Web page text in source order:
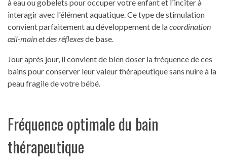
à eau ou gobelets pour occuper votre enfant et l'inciter à
interagir avec l'élément aquatique. Ce type de stimulation
convient parfaitement au développement de lacoordination
œil-main et des réflexesde base.
Jour après jour, il convient de bien doser la fréquence de ces
bains pour conserver leur valeur thérapeutique sans nuire à la
peau fragile de votre bébé.
Fréquence optimale du bain
thérapeutique